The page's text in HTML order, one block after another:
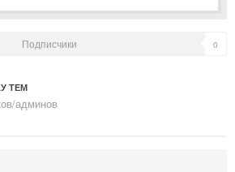
Подписчики 0
ТЕМ
админов